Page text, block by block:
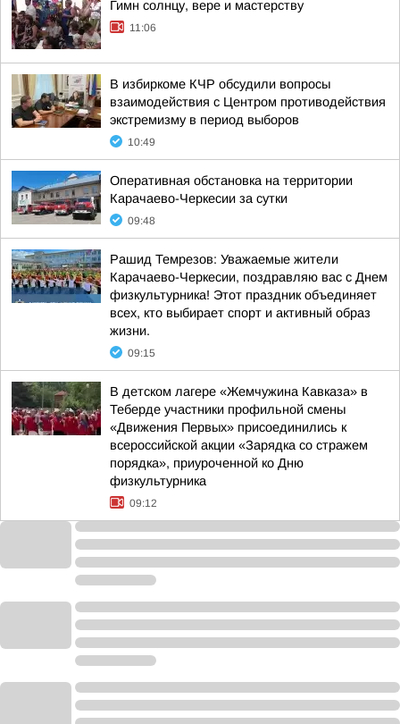
Гимн солнцу, вере и мастерству
11:06
В избиркоме КЧР обсудили вопросы
взаимодействия с Центром противодействия
экстремизму в период выборов
10:49
Оперативная обстановка на территории
Карачаево-Черкесии за сутки
09:48
Рашид Темрезов: Уважаемые жители
Карачаево-Черкесии, поздравляю вас с Днем
физкультурника! Этот праздник объединяет
всех, кто выбирает спорт и активный образ
жизни.
09:15
В детском лагере «Жемчужина Кавказа» в
Теберде участники профильной смены
«Движения Первых» присоединились к
всероссийской акции «Зарядка со стражем
порядка», приуроченной ко Дню
физкультурника
09:12